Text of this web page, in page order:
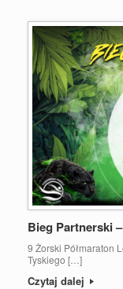
Bieg Partnerski
9 Żorski Półmaraton
Tyskiego […]
Czytaj dalej